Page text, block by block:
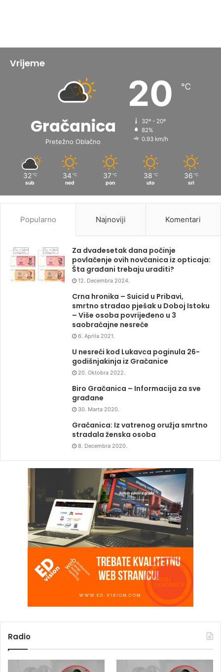
Vrijeme
Gračanica
Pretežno Oblačno
20 ℃
32º - 20º
82%
0.93 km/h
32 ℃
sub
34 ℃
ned
37 ℃
pon
38 ℃
uto
36 ℃
sri
Popularno Najnoviji Komentari
Za dvadesetak dana počinje
povlačenje ovih novčanica iz opticaja:
Šta građani trebaju uraditi?
12. Decembra 2024.
Crna hronika – Suicid u Pribavi,
smrtno stradao pješak u Doboj Istoku
– Više osoba povrijeđeno u 3
saobraćajne nesreće
6. Aprila 2021.
U nesreći kod Lukavca poginula 26-
godišnjakinja iz Gračanice
20. Oktobra 2022.
Biro Gračanica – Informacija za sve
građane
30. Marta 2020.
Gračanica: Iz vatrenog oružja smrtno
stradala ženska osoba
8. Decembra 2020.
Radio